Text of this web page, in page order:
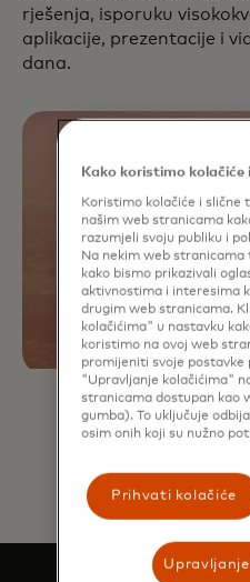
rješenja, isporuku
aplikacije, prezentacije i
dana.
Kako koristimo
Koristimo kolačiće i slične
našim web stranicama
razumjeli svoju publiku i
Na nekim web
kako bismo prikazivali
aktivnostima i interesima
drugim web stranicama.
kolačićima" u nastavku
koristimo na ovoj web
promijeniti svoje
"Upravljanje kolačićima"
stranicama dostupan kao
gumba). To uključuje
osim onih koji su nužno
Prihvati kolačiće